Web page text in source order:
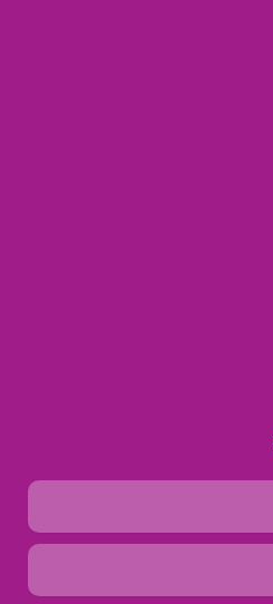
مدارس عالمية وأهلية يشرفنا
سناب شات يوتيوب